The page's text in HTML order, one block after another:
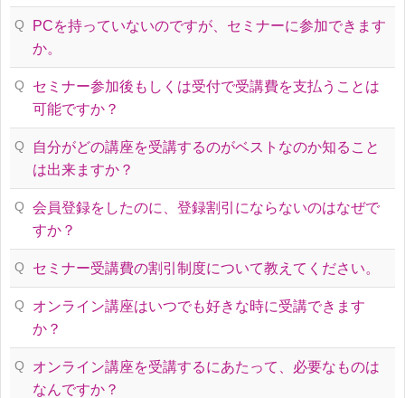
Q
PCを持っていないのですが、セミナーに参加できます
か。
Q
セミナー参加後もしくは受付で受講費を支払うことは
可能ですか？
Q
自分がどの講座を受講するのがベストなのか知ること
は出来ますか？
Q
会員登録をしたのに、登録割引にならないのはなぜで
すか？
Q セミナー受講費の割引制度について教えてください。
Q
オンライン講座はいつでも好きな時に受講できます
か？
Q
オンライン講座を受講するにあたって、必要なものは
なんですか？